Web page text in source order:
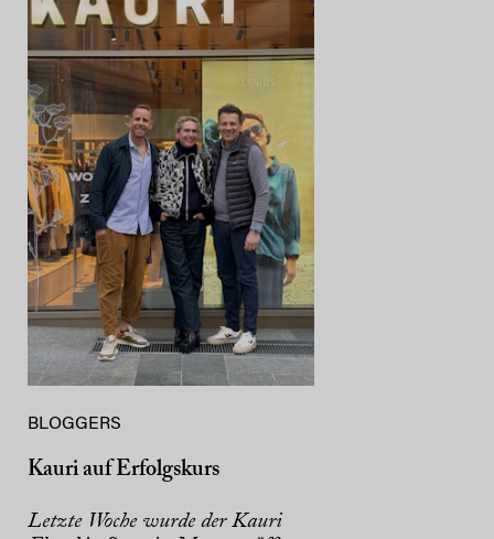
BLOGGERS
Kauri auf Erfolgskurs
Letzte Woche wurde der Kauri